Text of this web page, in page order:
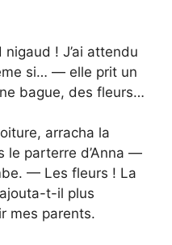
! J’ai attendu
si… — elle prit un
bague, des fleurs…
arracha la
le parterre d’Anna —
— Les fleurs ! La
t-il plus
mes parents.